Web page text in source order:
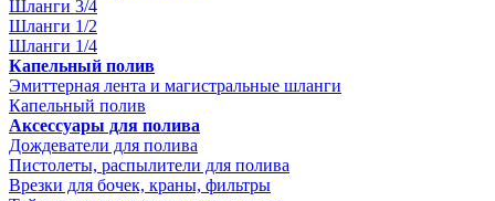
Шланги 3/4
Шланги 1/2
Шланги 1/4
Капельный полив
Эмиттерная лента и магистральные шланги
Капельный полив
Аксессуары для полива
Дождеватели для полива
Пистолеты, распылители для полива
Врезки для бочек, краны, фильтры